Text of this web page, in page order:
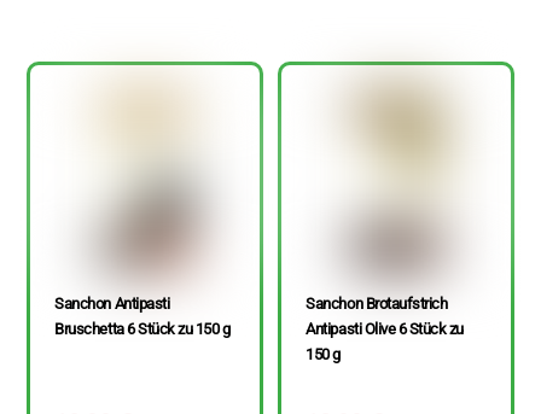
Sanchon Antipasti
Bruschetta 6 Stück zu 150 g
Sanchon Brotaufstrich
Antipasti Olive 6 Stück zu
150 g